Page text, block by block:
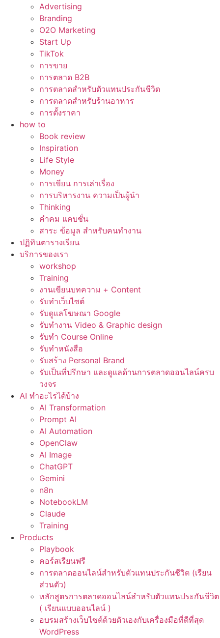
Advertising
Branding
O2O Marketing
Start Up
TikTok
การขาย
การตลาด B2B
การตลาดสำหรับตัวแทนประกันชีวิต
การตลาดสำหรับร้านอาหาร
การตั้งราคา
how to
Book review
Inspiration
Life Style
Money
การเขียน การเล่าเรื่อง
การบริหารงาน ความเป็นผู้นำ
Thinking
คำคม แคบชั่น
สาระ ข้อมูล สำหรับคนทำงาน
ปฏิทินตารางเรียน
บริการของเรา
workshop
Training
งานเขียนบทความ + Content
รับทำเว็บไซต์
รับดูแลโฆษณา Google
รับทำงาน Video & Graphic design
รับทำ Course Online
รับทำหนังสือ
รับสร้าง Personal Brand
รับเป็นที่ปรึกษา และดูแลด้านการตลาดออนไลน์ครบ
วงจร
AI ทำอะไรได้บ้าง
AI Transformation
Prompt AI
AI Automation
OpenClaw
AI Image
ChatGPT
Gemini
n8n
NotebookLM
Claude
Training
Products
Playbook
คอร์สเรียนฟรี
การตลาดออนไลน์สำหรับตัวแทนประกันชีวิต (เรียน
ส่วนตัว)
หลักสูตรการตลาดออนไลน์สำหรับตัวแทนประกันชีวิต
( เรียนแบบออนไลน์ )
อบรมสร้างเว็บไซต์ด้วยตัวเองกับเครื่องมือที่ดีที่สุด
WordPress